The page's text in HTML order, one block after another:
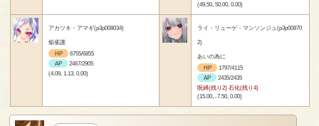
(49.50, 50.00, 0.00)
アカツキ・アマギ(p3p008034)
焔雀護
HP
6755/6855
AP
2467/2905
(4.09, 1.13, 0.00)
ライ・リューゲ・マンソンジュ(p3p00870
2)
あいの為に
HP
1797/4115
AP
2435/2435
呪縛(残り2) 石化(残り4)
(15.00, -7.50, 0.00)